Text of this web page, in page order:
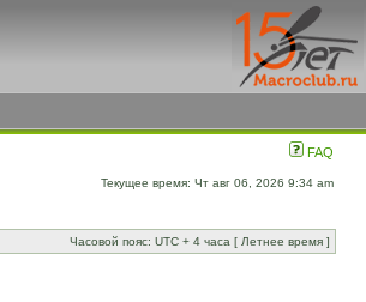
FAQ
Текущее время: Чт авг 06, 2026 9:34 am
Часовой пояс: UTC + 4 часа [ Летнее время ]